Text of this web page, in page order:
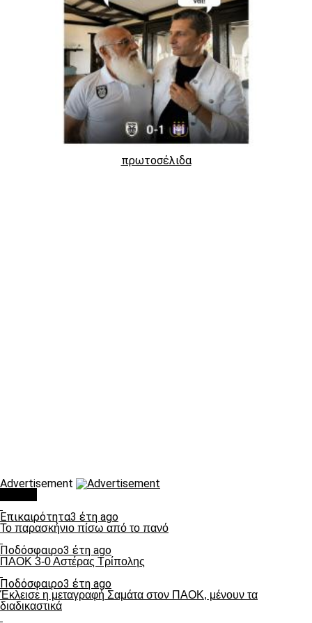
πρωτοσέλιδα
Advertisement
Επικαιρότητα3 έτη ago
Το παρασκήνιο πίσω από το πανό
Ποδόσφαιρο3 έτη ago
ΠΑΟΚ 3-0 Αστέρας Τρίπολης
Ποδόσφαιρο3 έτη ago
Έκλεισε η μεταγραφή Σαμάτα στον ΠΑΟΚ, μένουν τα
διαδικαστικά